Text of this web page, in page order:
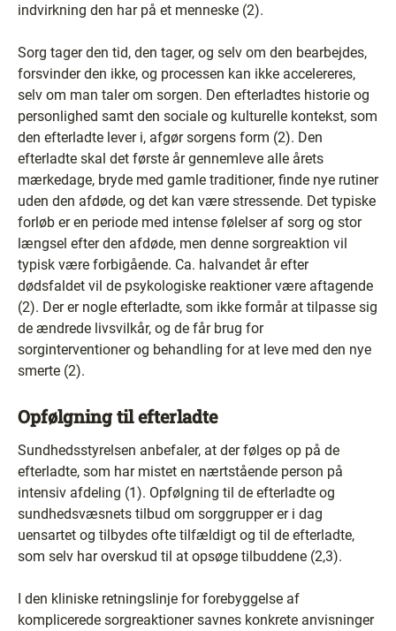
indvirkning den har på et menneske (2).
Sorg tager den tid, den tager, og selv om den bearbejdes,
forsvinder den ikke, og processen kan ikke accelereres,
selv om man taler om sorgen. Den efterladtes historie og
personlighed samt den sociale og kulturelle kontekst, som
den efterladte lever i, afgør sorgens form (2). Den
efterladte skal det første år gennemleve alle årets
mærkedage, bryde med gamle traditioner, finde nye rutiner
uden den afdøde, og det kan være stressende. Det typiske
forløb er en periode med intense følelser af sorg og stor
længsel efter den afdøde, men denne sorgreaktion vil
typisk være forbigående. Ca. halvandet år efter
dødsfaldet vil de psykologiske reaktioner være aftagende
(2). Der er nogle efterladte, som ikke formår at tilpasse sig
de ændrede livsvilkår, og de får brug for
sorginterventioner og behandling for at leve med den nye
smerte (2).
Opfølgning til efterladte
Sundhedsstyrelsen anbefaler, at der følges op på de
efterladte, som har mistet en nærtstående person på
intensiv afdeling (1). Opfølgning til de efterladte og
sundhedsvæsnets tilbud om sorggrupper er i dag
uensartet og tilbydes ofte tilfældigt og til de efterladte,
som selv har overskud til at opsøge tilbuddene (2,3).
I den kliniske retningslinje for forebyggelse af
komplicerede sorgreaktioner savnes konkrete anvisninger